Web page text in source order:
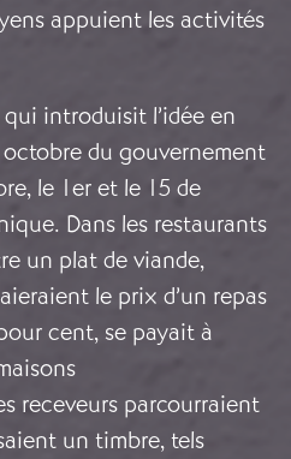
appuient les activités
introduisit l’idée en
du gouvernement
le 1er et le 15 de
Dans les restaurants
un plat de viande,
le prix d’un repas
cent, se payait à
receveurs parcourraient
un timbre, tels